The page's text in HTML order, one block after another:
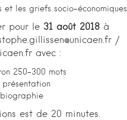
et les griefs socio-économiques
pour le 31 août 2018 à
/
avec :
250-300 mots
est de 20 minutes.